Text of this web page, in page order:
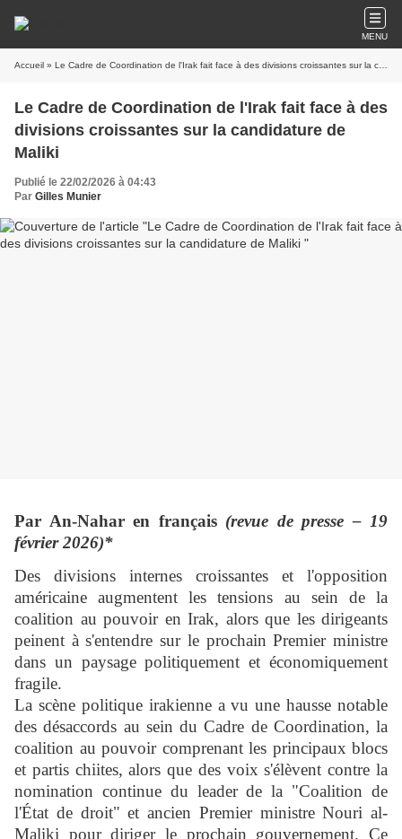
MENU
Accueil » Le Cadre de Coordination de l'Irak fait face à des divisions croissantes sur la candidature de Maliki
Le Cadre de Coordination de l'Irak fait face à des
divisions croissantes sur la candidature de
Maliki
Publié le 22/02/2026 à 04:43
Par Gilles Munier
Par An-Nahar en français (revue de presse – 19
février 2026)*
Des divisions internes croissantes et l'opposition
américaine augmentent les tensions au sein de la
coalition au pouvoir en Irak, alors que les dirigeants
peinent à s'entendre sur le prochain Premier ministre
dans un paysage politiquement et économiquement
fragile.
La scène politique irakienne a vu une hausse notable
des désaccords au sein du Cadre de Coordination, la
coalition au pouvoir comprenant les principaux blocs
et partis chiites, alors que des voix s'élèvent contre la
nomination continue du leader de la "Coalition de
l'État de droit" et ancien Premier ministre Nouri al-
Maliki pour diriger le prochain gouvernement. Ce